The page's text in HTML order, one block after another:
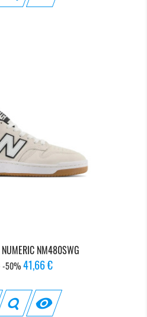
NUMERIC NM480SWG
-50%Prix
41,66 €
